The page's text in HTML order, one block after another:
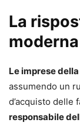
La
moderna
Le imprese
assumendo un
d’acquisto delle
responsabile